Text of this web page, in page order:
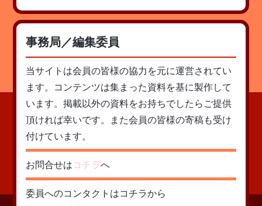
事務局／編集委員
当サイトは会員の皆様の協力を元に運営されてい
ます。コンテンツは集まった資料を基に製作して
います。掲載以外の資料をお持ちでしたらご提供
頂ければ幸いです。また会員の皆様の寄稿も受け
付けています。
お問合せはコチラへ
委員へのコンタクトはコチラから